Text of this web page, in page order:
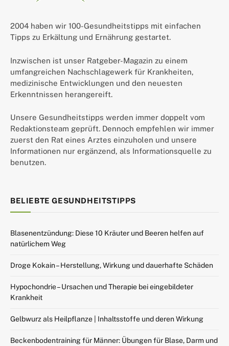
2004 haben wir 100-Gesundheitstipps mit einfachen
Tipps zu Erkältung und Ernährung gestartet.
Inzwischen ist unser Ratgeber-Magazin zu einem
umfangreichen Nachschlagewerk für Krankheiten,
medizinische Entwicklungen und den neuesten
Erkenntnissen herangereift.
Unsere Gesundheitstipps werden immer doppelt vom
Redaktionsteam geprüft. Dennoch empfehlen wir immer
zuerst den Rat eines Arztes einzuholen und unsere
Informationen nur ergänzend, als Informationsquelle zu
benutzen.
BELIEBTE GESUNDHEITSTIPPS
Blasenentzündung: Diese 10 Kräuter und Beeren helfen auf
natürlichem Weg
Droge Kokain – Herstellung, Wirkung und dauerhafte Schäden
Hypochondrie – Ursachen und Therapie bei eingebildeter
Krankheit
Gelbwurz als Heilpflanze | Inhaltsstoffe und deren Wirkung
Beckenbodentraining für Männer: Übungen für Blase, Darm und